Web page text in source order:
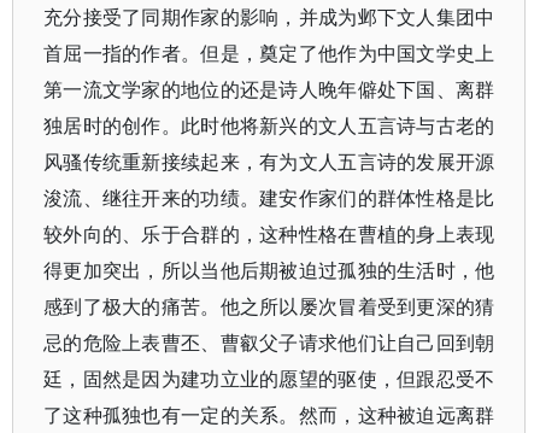
充分接受了同期作家的影响，并成为邺下文人集团中
首屈一指的作者。但是，奠定了他作为中国文学史上
第一流文学家的地位的还是诗人晚年僻处下国、离群
独居时的创作。此时他将新兴的文人五言诗与古老的
风骚传统重新接续起来，有为文人五言诗的发展开源
浚流、继往开来的功绩。建安作家们的群体性格是比
较外向的、乐于合群的，这种性格在曹植的身上表现
得更加突出，所以当他后期被迫过孤独的生活时，他
感到了极大的痛苦。他之所以屡次冒着受到更深的猜
忌的危险上表曹丕、曹叡父子请求他们让自己回到朝
廷，固然是因为建功立业的愿望的驱使，但跟忍受不
了这种孤独也有一定的关系。然而，这种被迫远离群